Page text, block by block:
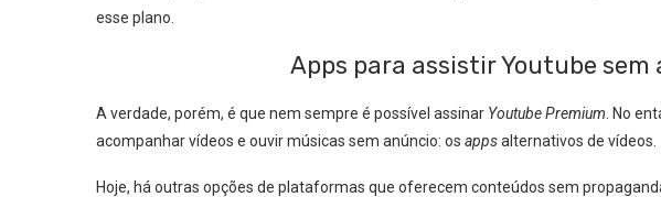
esse plano.
Apps para assistir Youtube sem
A verdade, porém, é que nem sempre é possível assinar Youtube Premium . No
acompanhar vídeos e ouvir músicas sem anúncio: os appsalternativos de vídeos.
Hoje, há outras opções de plataformas que oferecem conteúdos sem